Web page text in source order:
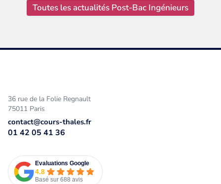
Toutes les actualités Post-Bac Ingénieurs
36 rue de la Folie Regnault
75011 Paris
contact@cours-thales.fr
01 42 05 41 36
Evaluations Google
4.8
Basé sur 688 avis